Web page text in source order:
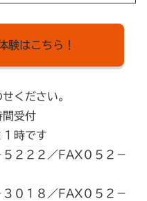
験はこちら！
ください。
受付
時です
２２２／FAX０５２－
０１８／FAX０５２－